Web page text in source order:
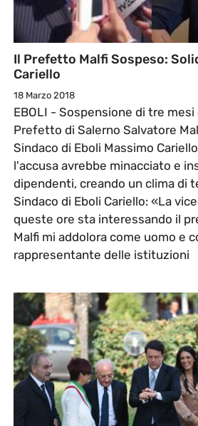
Il Prefetto Malfi Sospeso:
Cariello
18 Marzo 2018
EBOLI - Sospensione di tre
Prefetto di Salerno Salvatore
Sindaco di Eboli Massimo
l'accusa avrebbe minacciato e
dipendenti, creando un clima di
Sindaco di Eboli Cariello: «La
queste ore sta interessando il
Malfi mi addolora come uomo e
rappresentante delle istituzioni